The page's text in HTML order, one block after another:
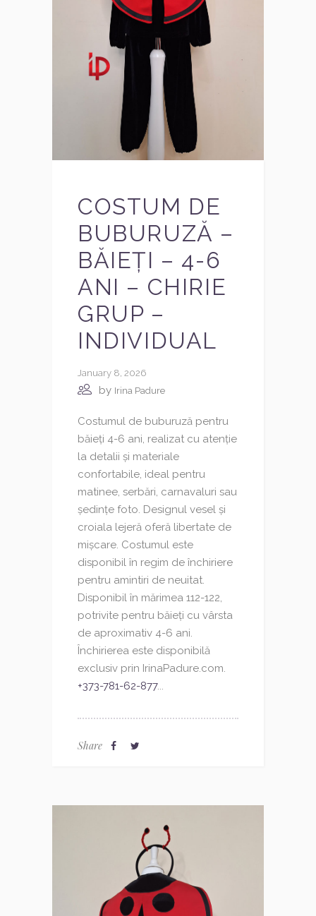
COSTUM DE
BUBURUZĂ –
BĂIEȚI – 4-6
ANI – CHIRIE
GRUP –
INDIVIDUAL
January 8, 2026
by Irina Padure
Costumul de buburuză pentru
băieți 4-6 ani, realizat cu atenție
la detalii și materiale
confortabile, ideal pentru
matinee, serbări, carnavaluri sau
ședințe foto. Designul vesel și
croiala lejeră oferă libertate de
mișcare. Costumul este
disponibil în regim de închiriere
pentru amintiri de neuitat.
Disponibil în mărimea 112-122,
potrivite pentru băieți cu vârsta
de aproximativ 4-6 ani.
Închirierea este disponibilă
exclusiv prin IrinaPadure.com.
+373-781-62-877...
Share